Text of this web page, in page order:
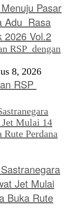
Pasar
Adu Rasa
2026 Vol.2
8, 2026
RSP
Jet Mulai
Buka Rute